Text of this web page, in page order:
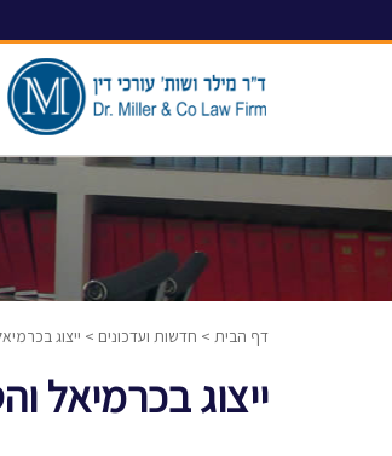
דף הבית > חדשות ועדכונים > ייצוג
ייצוג בכרמיאל